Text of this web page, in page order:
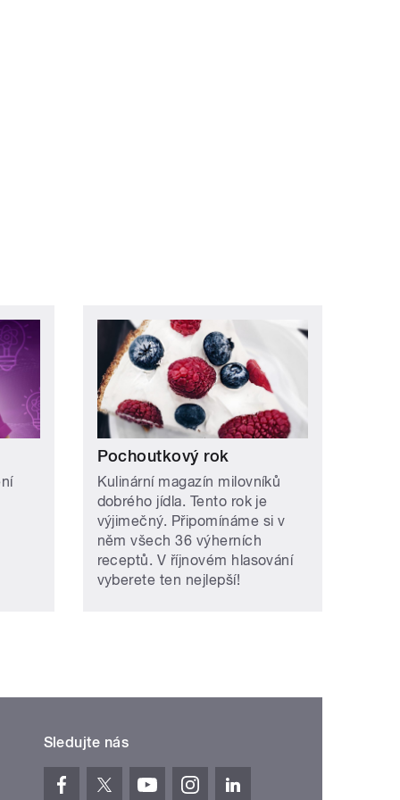
Pochoutkový rok
Kulinární magazín milovníků
dobrého jídla. Tento rok je
výjimečný. Připomínáme si v
něm všech 36 výherních
receptů. V říjnovém hlasování
vyberete ten nejlepší!
Sledujte nás